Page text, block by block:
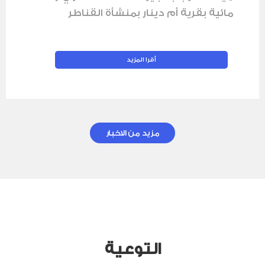
مائية بقرية أم دينار بمنشأة القناطر
مزيد من الاخبار
التوعية